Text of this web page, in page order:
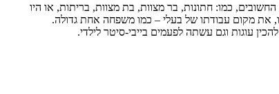
כמו: חתונות, בר מצוות, בת מצוות, בריתות, או היו
את מקום עבודתו של בעלי – כמו משפחה אחת גדולה.
עוגות וגם עשתה לפעמים בייבי-סיטר לילדי.